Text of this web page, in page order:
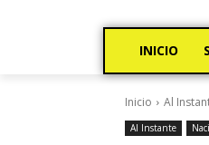
INICIO
Inicio Al
Al Instante